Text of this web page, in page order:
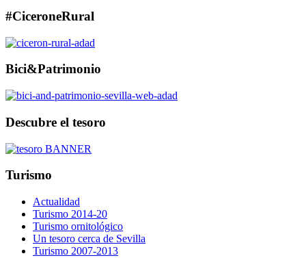
#CiceroneRural
Bici&Patrimonio
Descubre el tesoro
Turismo
Actualidad
Turismo 2014-20
Turismo ornitológico
Un tesoro cerca de Sevilla
Turismo 2007-2013